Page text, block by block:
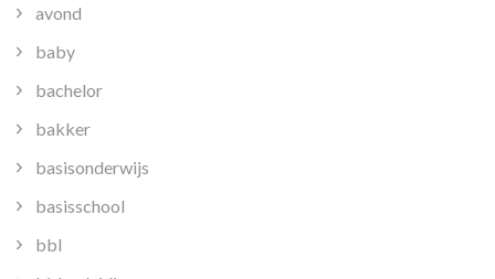
avond
baby
bachelor
bakker
basisonderwijs
basisschool
bbl